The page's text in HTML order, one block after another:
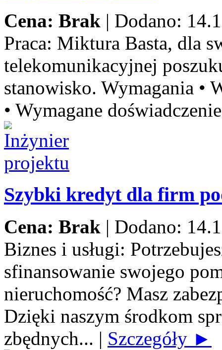
Cena: Brak | Dodano:
Praca: Miktura Basta, dla
telekomunikacyjnej
stanowisko. Wymagania •
• Wymagane
Szybki kredyt dla firm
Cena: Brak | Dodano:
Biznes i usługi:
sfinansowanie swojego
nieruchomość? Masz
Dzięki naszym środkom
zbędnych... | Szczegóły ►